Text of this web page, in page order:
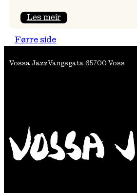
Les meir:
Brør
Førre side
Vossa JazzVangsgata 65700 Voss